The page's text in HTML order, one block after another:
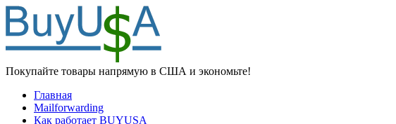
Покупайте товары напрямую в США и экономьте!
Главная
Mailforwarding
Как работает BUYUSA